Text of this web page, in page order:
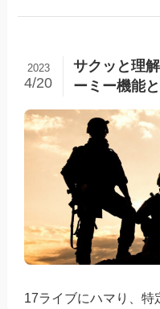
サクッと理
ーミー機能
2023
4/20
17ライブにハマり、特